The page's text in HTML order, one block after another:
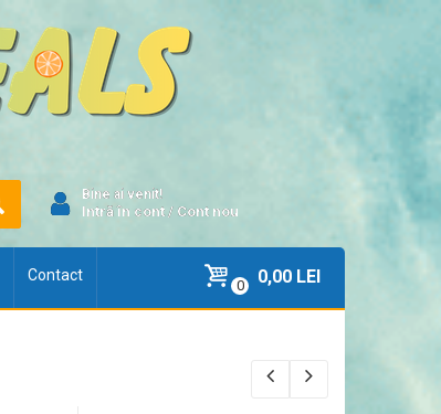
Bine ai venit!
Intră în cont / Cont nou
Contact
0 0,00 LEI